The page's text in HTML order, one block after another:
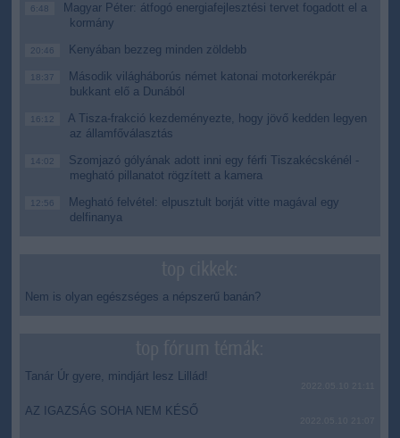
6:48
Magyar Péter: átfogó energiafejlesztési tervet fogadott el a
kormány
20:46 Kenyában bezzeg minden zöldebb
18:37
Második világháborús német katonai motorkerékpár
bukkant elő a Dunából
16:12
A Tisza-frakció kezdeményezte, hogy jövő kedden legyen
az államfőválasztás
14:02
Szomjazó gólyának adott inni egy férfi Tiszakécskénél -
megható pillanatot rögzített a kamera
12:56
Megható felvétel: elpusztult borját vitte magával egy
delfinanya
Nem is olyan egészséges a népszerű banán?
Tanár Úr gyere, mindjárt lesz Lillád!
AZ IGAZSÁG SOHA NEM KÉSŐ